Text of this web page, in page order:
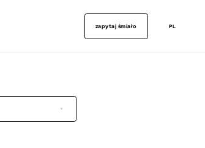
zapytaj śmiało PL